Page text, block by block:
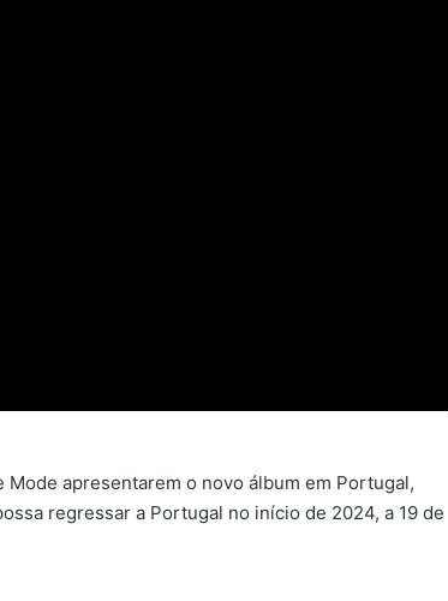
apresentarem o novo álbum em Portugal,
regressar a Portugal no início de 2024, a 19 de